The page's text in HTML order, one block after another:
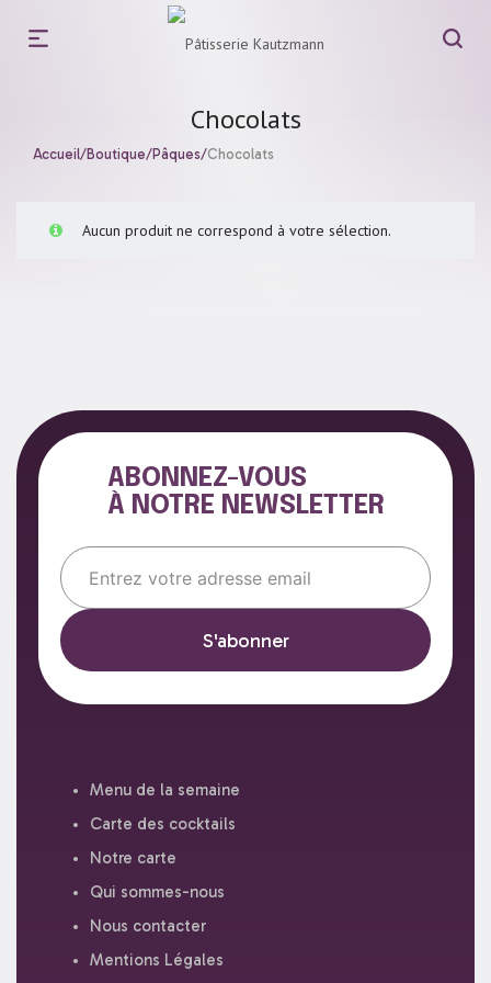
Chocolats
Accueil/Boutique/Pâques/Chocolats
Aucun produit ne correspond à votre sélection.
ABONNEZ-VOUS
À NOTRE NEWSLETTER
Menu de la semaine
Carte des cocktails
Notre carte
Qui sommes-nous
Nous contacter
Mentions Légales